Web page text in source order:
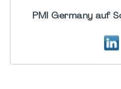
PMI Germany auf